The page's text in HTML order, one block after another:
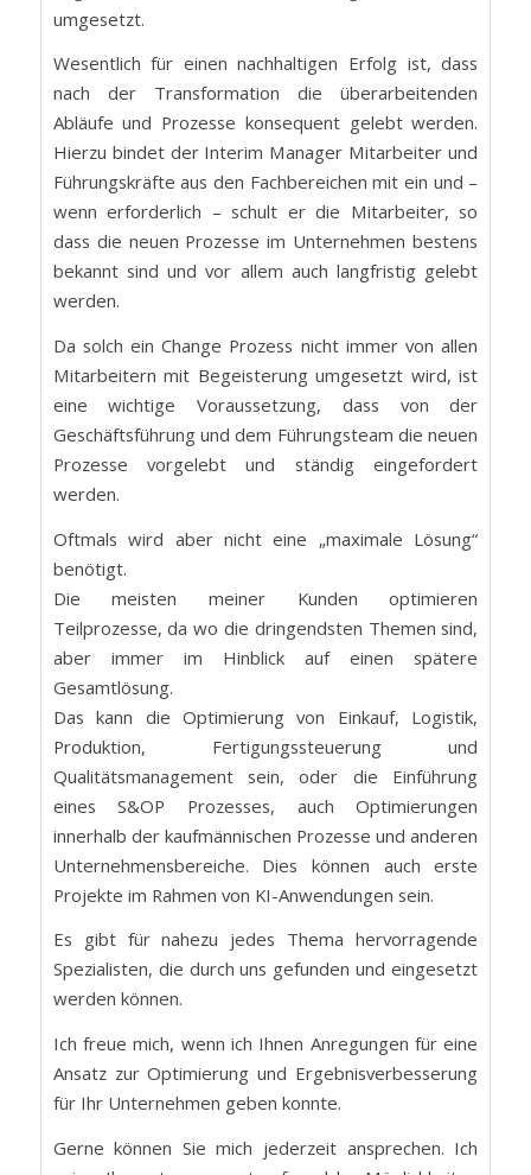
umgesetzt.
Wesentlich für einen nachhaltigen Erfolg ist, dass
nach der Transformation die überarbeitenden
Abläufe und Prozesse konsequent gelebt werden.
Hierzu bindet der Interim Manager Mitarbeiter und
Führungskräfte aus den Fachbereichen mit ein und –
wenn erforderlich – schult er die Mitarbeiter, so
dass die neuen Prozesse im Unternehmen bestens
bekannt sind und vor allem auch langfristig gelebt
werden.
Da solch ein Change Prozess nicht immer von allen
Mitarbeitern mit Begeisterung umgesetzt wird, ist
eine wichtige Voraussetzung, dass von der
Geschäftsführung und dem Führungsteam die neuen
Prozesse vorgelebt und ständig eingefordert
werden.
Oftmals wird aber nicht eine „maximale Lösung“
benötigt.
Die meisten meiner Kunden optimieren
Teilprozesse, da wo die dringendsten Themen sind,
aber immer im Hinblick auf einen spätere
Gesamtlösung.
Das kann die Optimierung von Einkauf, Logistik,
Produktion, Fertigungssteuerung und
Qualitätsmanagement sein, oder die Einführung
eines S&OP Prozesses, auch Optimierungen
innerhalb der kaufmännischen Prozesse und anderen
Unternehmensbereiche. Dies können auch erste
Projekte im Rahmen von KI-Anwendungen sein.
Es gibt für nahezu jedes Thema hervorragende
Spezialisten, die durch uns gefunden und eingesetzt
werden können.
Ich freue mich, wenn ich Ihnen Anregungen für eine
Ansatz zur Optimierung und Ergebnisverbesserung
für Ihr Unternehmen geben konnte.
Gerne können Sie mich jederzeit ansprechen. Ich